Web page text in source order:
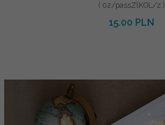
( 02/passZlKOL/z )
15.00 PLN